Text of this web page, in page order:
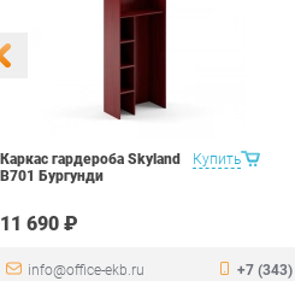
Купить
Каркас гардероба Skyland
В701 Бургунди
11 690 ₽
info@office-ekb.ru +7